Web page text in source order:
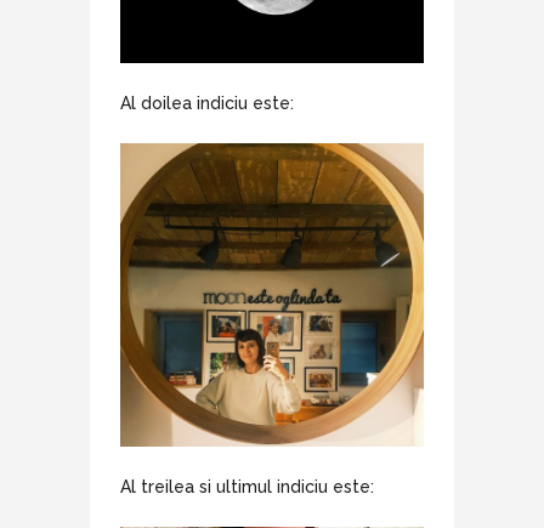
Al doilea indiciu este:
Al treilea si ultimul indiciu este: